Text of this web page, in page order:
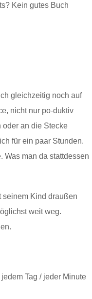
Kein gutes Buch
gleichzeitig noch auf
nicht nur po-duktiv
oder an die Stecke
für ein paar Stunden.
Was man da stattdessen
seinem Kind draußen
weit weg.
Tag / jeder Minute